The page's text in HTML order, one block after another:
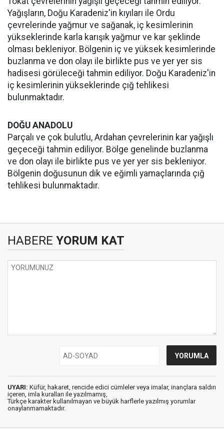
Yağışların, Doğu Karadeniz'in kıyıları ile Ordu
çevrelerinde yağmur ve sağanak, iç kesimlerinin
yükseklerinde karla karışık yağmur ve kar şeklinde
olması bekleniyor. Bölgenin iç ve yüksek kesimlerinde
buzlanma ve don olayı ile birlikte pus ve yer yer sis
hadisesi görüleceği tahmin ediliyor. Doğu Karadeniz'in
iç kesimlerinin yükseklerinde çığ tehlikesi
bulunmaktadır.
DOĞU ANADOLU
Parçalı ve çok bulutlu, Ardahan çevrelerinin kar yağışlı
geçeceği tahmin ediliyor. Bölge genelinde buzlanma
ve don olayı ile birlikte pus ve yer yer sis bekleniyor.
Bölgenin doğusunun dik ve eğimli yamaçlarında çığ
tehlikesi bulunmaktadır.
HABERE YORUM KAT
UYARI: Küfür, hakaret, rencide edici cümleler veya imalar, inançlara saldırı
içeren, imla kuralları ile yazılmamış,
Türkçe karakter kullanılmayan ve büyük harflerle yazılmış yorumlar
onaylanmamaktadır.